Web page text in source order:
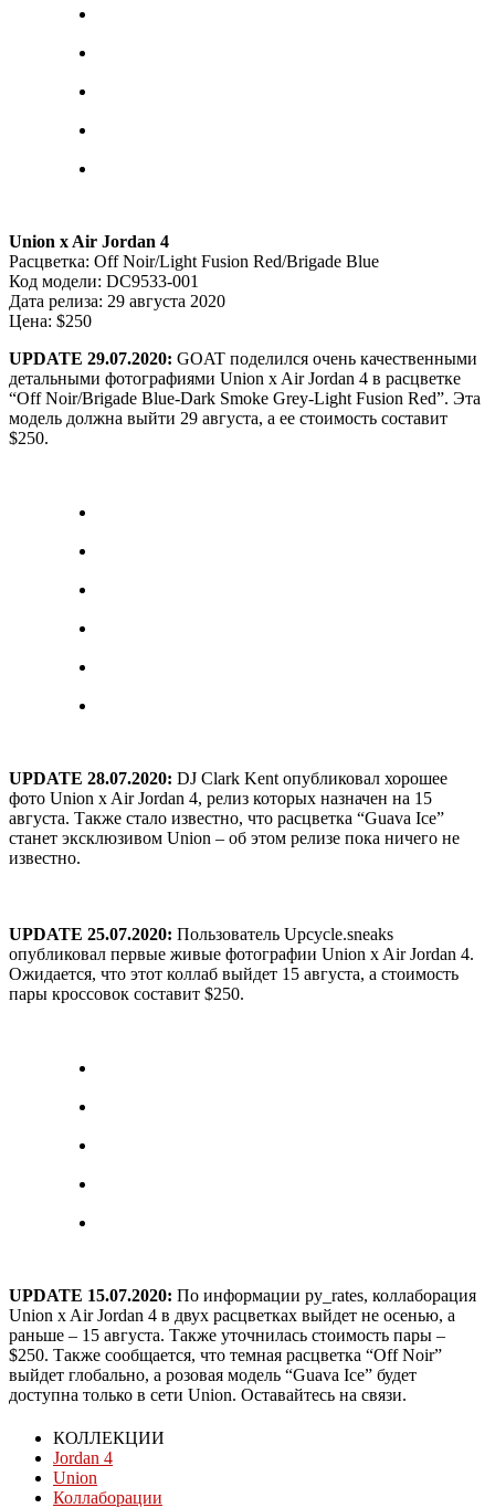
Union x Air Jordan 4
Расцветка: Off Noir/Light Fusion Red/Brigade Blue
Код модели: DC9533-001
Дата релиза: 29 августа 2020
Цена: $250
UPDATE 29.07.2020: GOAT поделился очень качественными
детальными фотографиями Union x Air Jordan 4 в расцветке
“Off Noir/Brigade Blue-Dark Smoke Grey-Light Fusion Red”. Эта
модель должна выйти 29 августа, а ее стоимость составит
$250.
UPDATE 28.07.2020: DJ Clark Kent опубликовал хорошее
фото Union x Air Jordan 4, релиз которых назначен на 15
августа. Также стало известно, что расцветка “Guava Ice”
станет эксклюзивом Union – об этом релизе пока ничего не
известно.
UPDATE 25.07.2020: Пользователь Upcycle.sneaks
опубликовал первые живые фотографии Union x Air Jordan 4.
Ожидается, что этот коллаб выйдет 15 августа, а стоимость
пары кроссовок составит $250.
UPDATE 15.07.2020: По информации py_rates, коллаборация
Union x Air Jordan 4 в двух расцветках выйдет не осенью, а
раньше – 15 августа. Также уточнилась стоимость пары –
$250. Также сообщается, что темная расцветка “Off Noir”
выйдет глобально, а розовая модель “Guava Ice” будет
доступна только в сети Union. Оставайтесь на связи.
КОЛЛЕКЦИИ
Jordan 4
Union
Коллаборации